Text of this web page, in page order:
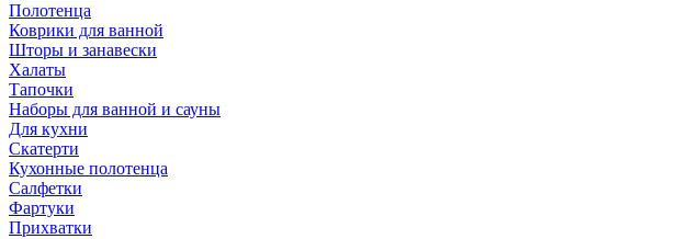
Полотенца
Коврики для ванной
Шторы и занавески
Халаты
Тапочки
Наборы для ванной и сауны
Для кухни
Скатерти
Кухонные полотенца
Салфетки
Фартуки
Прихватки